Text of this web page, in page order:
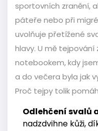
sportovních zranění,
páteře nebo při
uvolňuje přetížené
hlavy. U mě
notebookem, kdy
a do večera byla jak
Proč tejpy tolik
Odlehčení svalů
nadzdvihne kůži,